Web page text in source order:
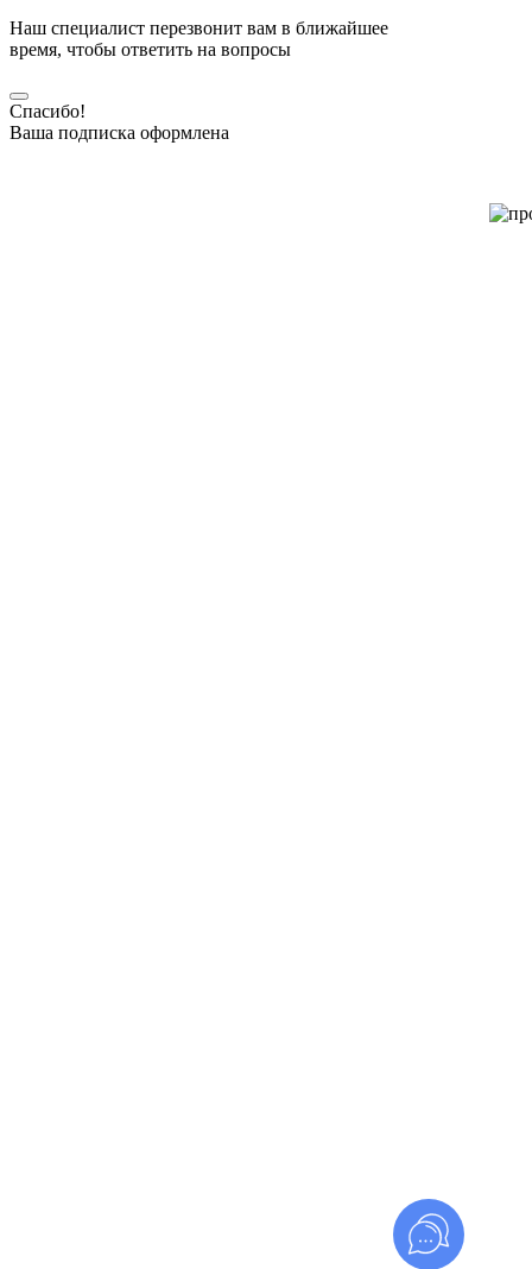
Наш специалист перезвонит вам в ближайшее
время, чтобы ответить на вопросы
Спасибо!
Ваша подписка оформлена